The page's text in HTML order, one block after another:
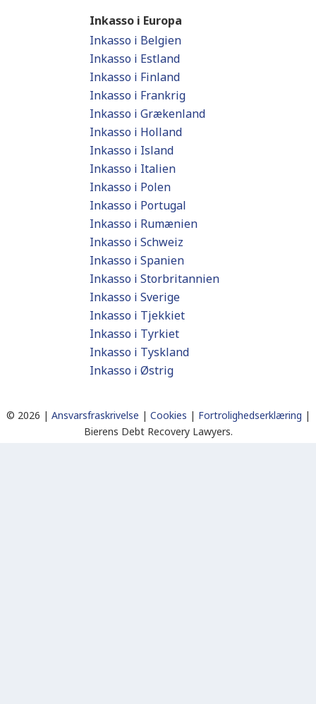
Inkasso i Europa
Inkasso i Belgien
Inkasso i Estland
Inkasso i Finland
Inkasso i Frankrig
Inkasso i Grækenland
Inkasso i Holland
Inkasso i Island
Inkasso i Italien
Inkasso i Polen
Inkasso i Portugal
Inkasso i Rumænien
Inkasso i Schweiz
Inkasso i Spanien
Inkasso i Storbritannien
Inkasso i Sverige
Inkasso i Tjekkiet
Inkasso i Tyrkiet
Inkasso i Tyskland
Inkasso i Østrig
© 2026 | Ansvarsfraskrivelse | Cookies | Fortrolighedserklæring |
Bierens Debt Recovery Lawyers.